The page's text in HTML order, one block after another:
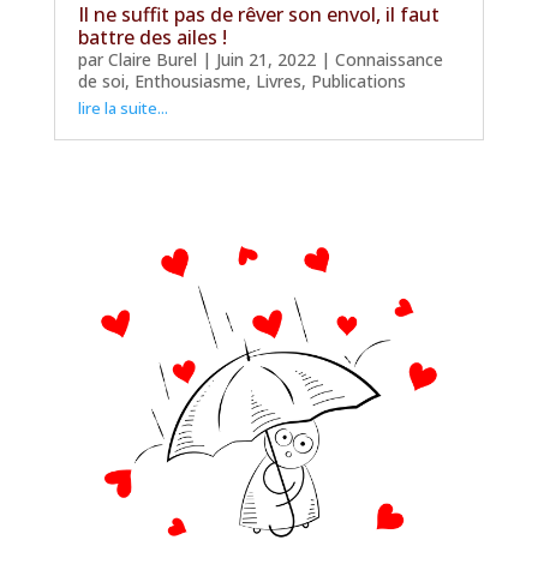
Il ne suffit pas de rêver son envol, il faut
battre des ailes !
par Claire Burel | Juin 21, 2022| Connaissance
de soi, Enthousiasme, Livres, Publications
lire la suite...